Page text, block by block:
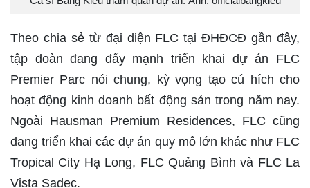
Theo chia sẻ từ đại diện FLC tại ĐHĐCĐ gần đây,
tập đoàn đang đẩy mạnh triển khai dự án FLC
Premier Parc nói chung, kỳ vọng tạo cú hích cho
hoạt động kinh doanh bất động sản trong năm nay.
Ngoài Hausman Premium Residences, FLC cũng
đang triển khai các dự án quy mô lớn khác như FLC
Tropical City Hạ Long, FLC Quảng Bình và FLC La
Vista Sadec.